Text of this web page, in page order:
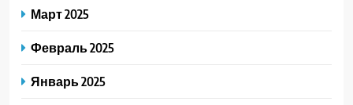
Март 2025
Февраль 2025
Январь 2025